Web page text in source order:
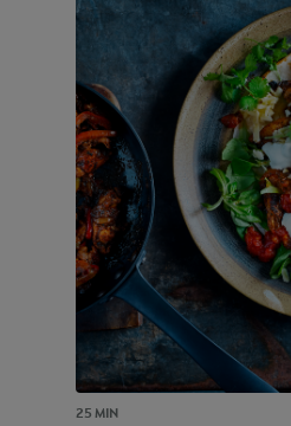
25 MIN